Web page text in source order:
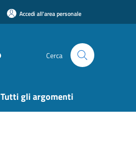
Accedi all'area personale
Cerca
Tutti gli argomenti